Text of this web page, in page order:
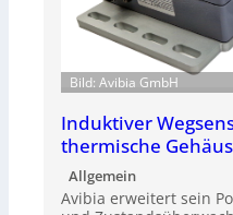
Bild: Avibia GmbH
Induktiver
thermische
Allgemein
Avibia erweitert sein